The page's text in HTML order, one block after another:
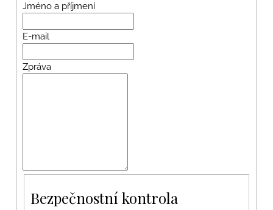
Jméno a příjmení
E-mail
Zpráva
Bezpečnostní kontrola